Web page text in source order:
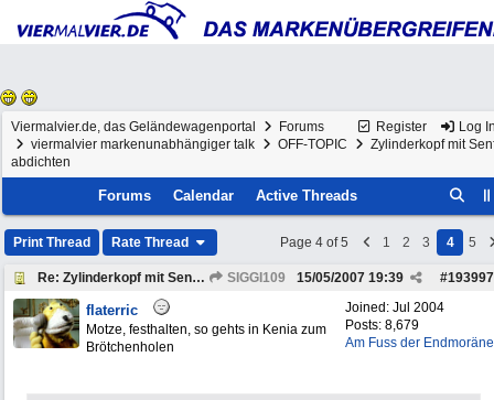
Register Log
Viermalvier.de, das Geländewagenportal
Forums
viermalvier markenunabhängiger talk
OFF-TOPIC
Zylinderkopf mit
abdichten
Forums Calendar Active Threads
Print Thread Rate Thread Page 4 of 5 1 2 3 4 5
Re: Zylinderkopf mit Senf abdichten SIGGI109 #193997
15/05/2007 19:39
Joined: Jul 2004
Posts: 8,679
Am Fuss der Endmoräne
flaterric
Motze, festhalten, so gehts in Kenia zum
Brötchenholen